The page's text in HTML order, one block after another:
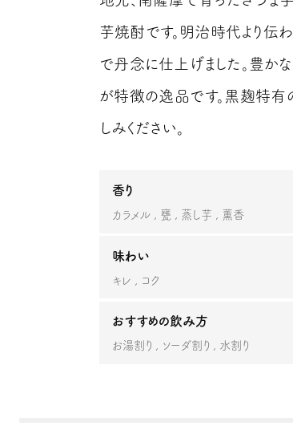
芋焼酎です。明治時代より伝
で丹念に仕上げました。豊か
が特徴の逸品です。黒麹特有
しみください。
香り
カラメル 甕 蒸し芋 薫香
味わい
キレ コク
おすすめの飲み方
お湯割り ソーダ割り 水割り